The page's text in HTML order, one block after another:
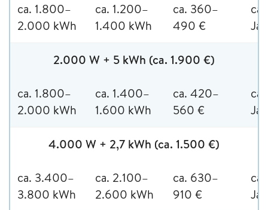
ca. 1.800–
2.000 kWh
ca. 1.200–
1.400 kWh
ca. 360–
490 €
2.000 W + 5 kWh (ca. 1.900 €)
ca. 1.800–
2.000 kWh
ca. 1.400–
1.600 kWh
ca. 420–
560 €
4.000 W + 2,7 kWh (ca. 1.500 €)
ca. 3.400–
3.800 kWh
ca. 2.100–
2.600 kWh
ca. 630–
910 €